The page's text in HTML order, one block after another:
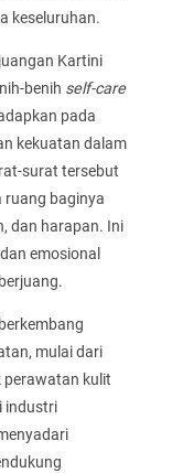
keseluruhan.
Kartini
benih self-care
pada
kekuatan dalam
surat tersebut
ruang baginya
dan harapan. Ini
emosional
mulai dari
perawatan kulit
industri